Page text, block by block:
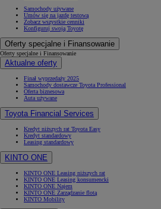
Samochody używane
Umów się na jazdę testową
Zobacz wszystkie cenniki
Konfiguruj swoją Toyotę
Oferty specjalne i Finansowanie
Oferty specjalne i Finansowanie
Aktualne oferty
Finał wyprzedaży 2025
Samochody dostawcze Toyota Professional
Oferta biznesowa
Auta używane
Toyota Financial Services
Kredyt niższych rat Toyota Easy
Kredyt standardowy
Leasing standardowy
KINTO ONE
KINTO ONE Leasing niższych rat
KINTO ONE Leasing konsumencki
KINTO ONE Najem
KINTO ONE Zarządzanie flotą
KINTO Mobility